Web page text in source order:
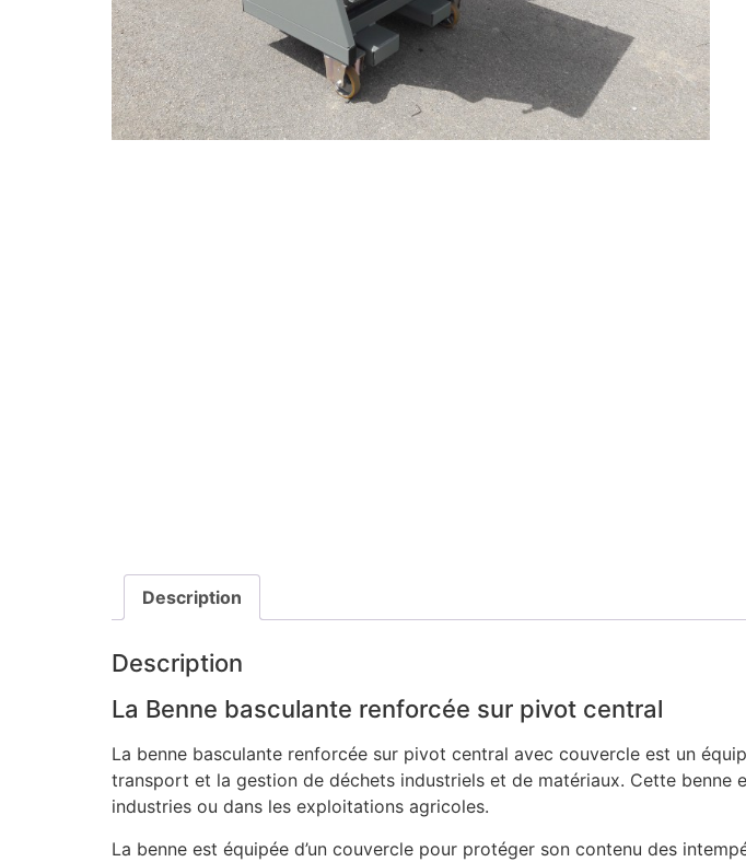
Description
Description
La Benne basculante renforcée sur pivot central
La benne basculante renforcée sur pivot central avec couvercle est un
transport et la gestion de déchets industriels et de matériaux. Cette benne
industries ou dans les exploitations agricoles.
La benne est équipée d’un couvercle pour protéger son contenu des